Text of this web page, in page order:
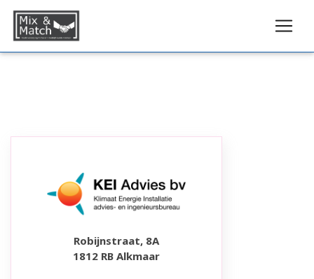
Robijnstraat, 8A
1812 RB Alkmaar